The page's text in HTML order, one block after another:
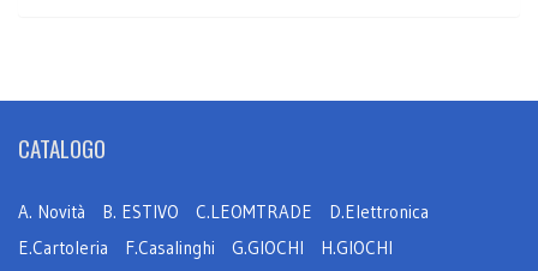
CATALOGO
A. Novità B. ESTIVO C.LEOMTRADE
D.Elettronica
E.Cartoleria
F.Casalinghi G.GIOCHI
H.GIOCHI